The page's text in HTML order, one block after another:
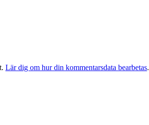
Lär dig om hur din kommentarsdata bearbetas.